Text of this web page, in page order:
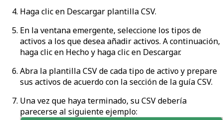
Haga clic en Descargar plantilla CSV.
En la ventana emergente, seleccione los tipos de
activos a los que desea añadir activos. A continuación,
haga clic en Hechoy haga clic en Descargar.
Abra la plantilla CSV de cada tipo de activo y prepare
sus activos de acuerdo con la sección de la guía CSV.
Una vez que haya terminado, su CSV debería
parecerse al siguiente ejemplo: